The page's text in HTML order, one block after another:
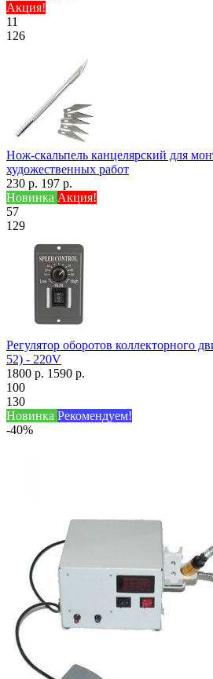
Акция!
11
126
Нож-скальпель канцелярский для
художественных работ
230 р. 197 р.
Новинка Акция!
57
129
Регулятор оборотов коллекторного
52) - 220V
1800 р. 1590 р.
100
130
Новинка Рекомендуем!
-40%